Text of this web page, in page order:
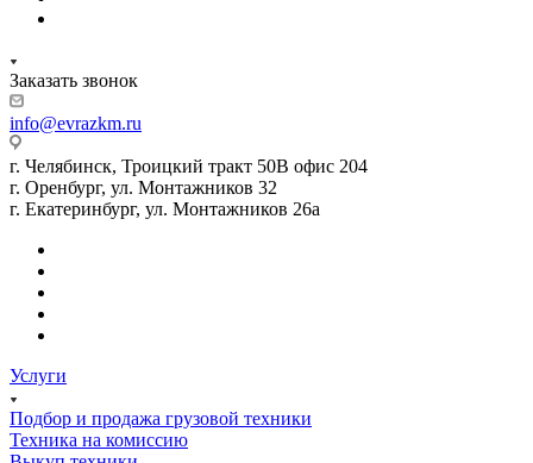
Заказать звонок
info@evrazkm.ru
г. Челябинск, Троицкий тракт 50В офис 204
г. Оренбург, ул. Монтажников 32
г. Екатеринбург, ул. Монтажников 26а
Услуги
Подбор и продажа грузовой техники
Техника на комиссию